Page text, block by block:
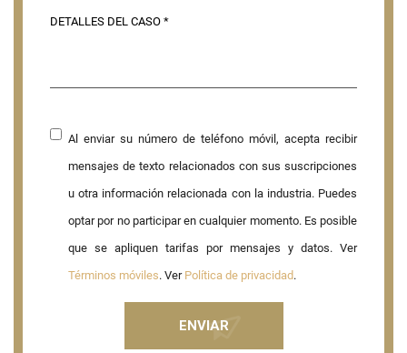
Al enviar su número de teléfono móvil, acepta recibir
mensajes de texto relacionados con sus suscripciones
u otra información relacionada con la industria. Puedes
optar por no participar en cualquier momento. Es posible
que se apliquen tarifas por mensajes y datos. Ver
Términos móviles. Ver Política de privacidad.